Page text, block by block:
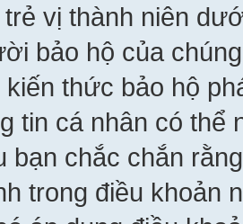
vị thành niên
bảo hộ của
thức bảo hộ
tin cá nhân có thể
bạn chắc chắn
trong điều khoản